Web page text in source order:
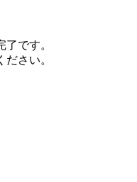
です。
さい。